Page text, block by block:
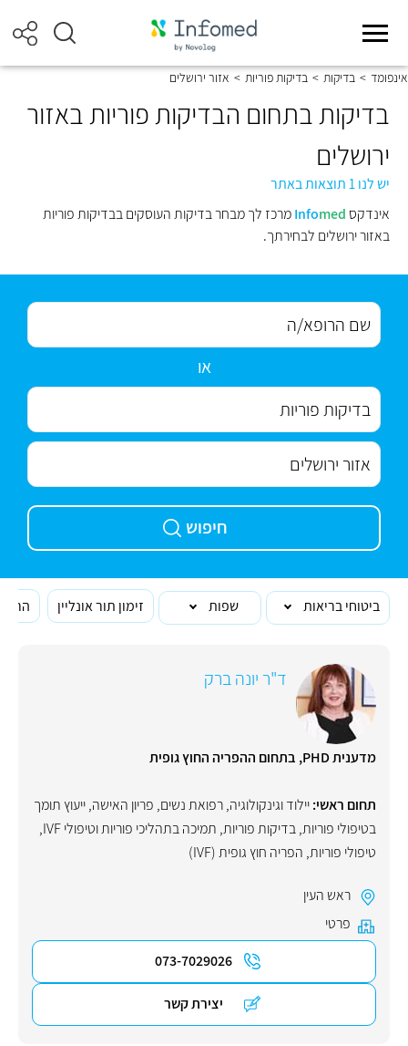
אינפומד > בדיקות > בדיקות פוריות > אזור ירושלים
בדיקות בתחום הבדיקות פוריות באזור
ירושלים
יש לנו 1 תוצאות באתר
אינדקס
Infomed
מרכז לך מבחר בדיקות העוסקים בבדיקות פוריות
באזור ירושלים לבחירתך.
או
חיפוש
ביטוחי בריאות שפות זימון תור אונליין
ד"ר יונה ברק
מדענית PHD, בתחום ההפריה החוץ גופית
תחום ראשי:יילוד וגינקולוגיה, רפואת נשים, פריון האישה,ייעוץ תומך
בטיפולי פוריות,בדיקות פוריות, תמיכה בתהליכי פוריות וטיפולי IVF
,
טיפולי פוריות, הפריה חוץ גופית (IVF)
ראש העין
פרטי
073-7029026
יצירת קשר